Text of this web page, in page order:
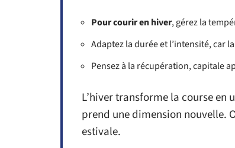
Pour courir en hiver, gérez la
Adaptez la durée et l’intensité, car
Pensez à la récupération, capitale
L’hiver transforme la course
prend une dimension nouvelle.
estivale.